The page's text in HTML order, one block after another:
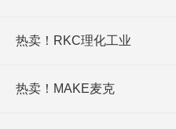
热卖！RKC理化工业
热卖！MAKE麦克